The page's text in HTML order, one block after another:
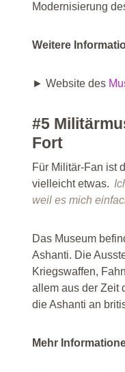
Modernisierung
Weitere
► Website des
#5
Fort
Für Militär-Fan ist
vielleicht etwas.
weil es mich
Das Museum
Ashanti. Die
Kriegswaffen,
allem aus der Zeit
die Ashanti an
Mehr